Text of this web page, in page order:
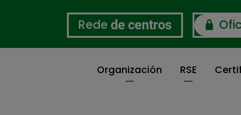
Rede de centros
Organización RSE